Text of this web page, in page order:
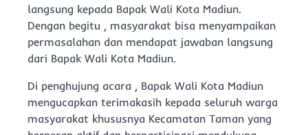
langsung kepada Bapak Wali Kota Madiun.
Dengan begitu , masyarakat bisa menyampaikan
permasalahan dan mendapat jawaban langsung
dari Bapak Wali Kota Madiun.
Di penghujung acara , Bapak Wali Kota Madiun
mengucapkan terimakasih kepada seluruh warga
masyarakat khususnya Kecamatan Taman yang